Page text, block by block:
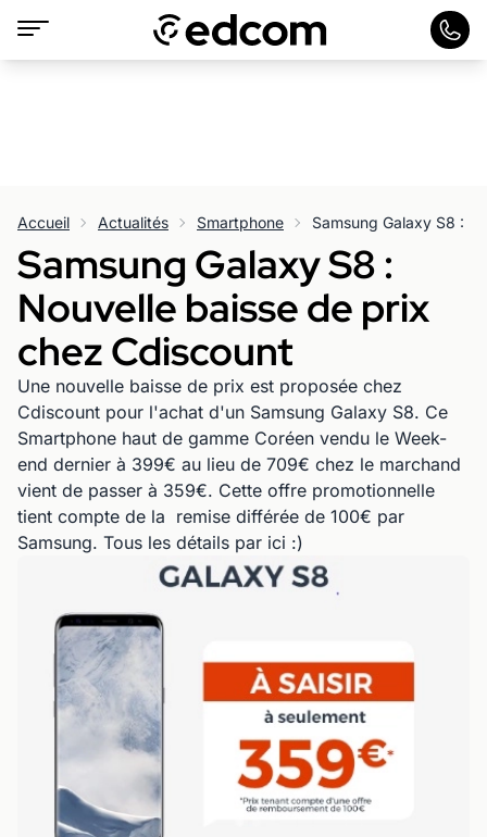
Accueil Actualités Smartphone
Samsung Galaxy S8 :
Nouvelle baisse de prix
chez Cdiscount
Une nouvelle baisse de prix est proposée chez
Cdiscount pour l'achat d'un Samsung Galaxy S8. Ce
Smartphone haut de gamme Coréen vendu le Week-
end dernier à 399€ au lieu de 709€ chez le marchand
vient de passer à 359€. Cette offre promotionnelle
tient compte de la remise différée de 100€ par
Samsung. Tous les détails par ici :)